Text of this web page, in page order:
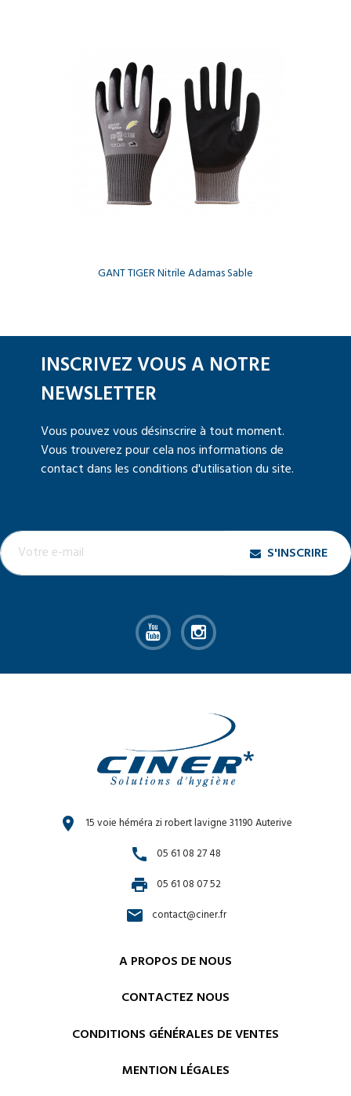
GANT TIGER Nitrile Adamas Sable
INSCRIVEZ VOUS A NOTRE
NEWSLETTER
Vous pouvez vous désinscrire à tout moment.
Vous trouverez pour cela nos informations de
contact dans les conditions d'utilisation du site.
S'INSCRIRE
location_on 15 voie héméra zi robert lavigne 31190 Auterive
call 05 61 08 27 48
print 05 61 08 07 52
email contact@ciner.fr
A PROPOS DE NOUS
CONTACTEZ NOUS
CONDITIONS GÉNÉRALES DE VENTES
MENTION LÉGALES